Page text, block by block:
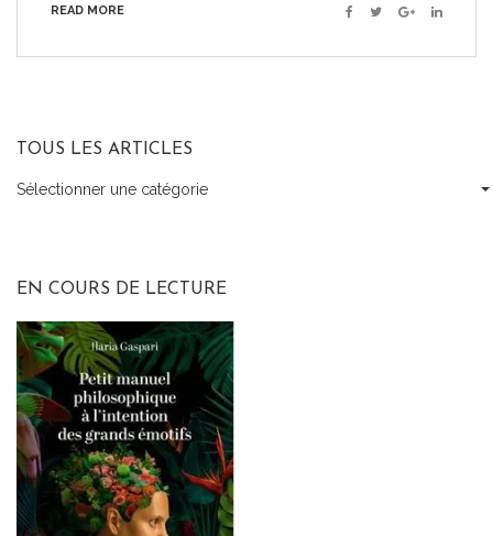
READ MORE Facebook
TwitterGoogle+Linkedin
TOUS LES ARTICLES
Tous
Sélectionner une catégorie
EN COURS DE LECTURE